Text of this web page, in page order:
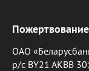
ОАО
р/с BY21 AKBB